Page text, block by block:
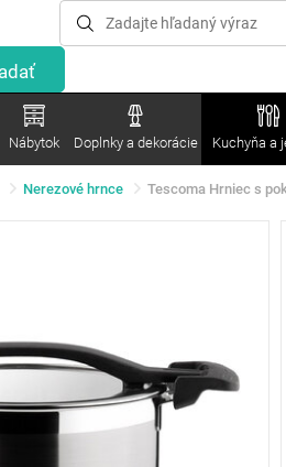
Nábytok Doplnky a dekorácie Kuchyňa a
Nerezové hrnce Tescoma Hrniec s